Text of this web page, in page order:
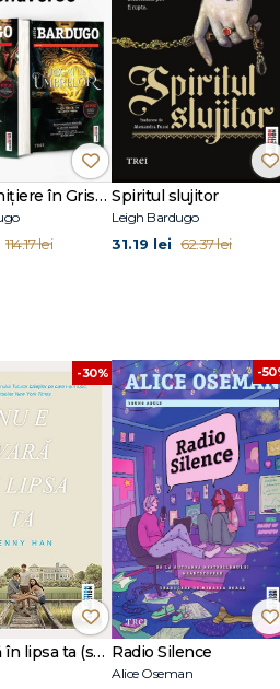
Pachet Inițiere în Grishaverse
114.17 lei
Spiritul slujitor
Leigh Bardugo
31.19 lei 62.37 lei
-30%
Nu e vară în lipsa ta (seria Vara, vol. 2, ediție tie-in)
-
Radio Silence
Alice Oseman